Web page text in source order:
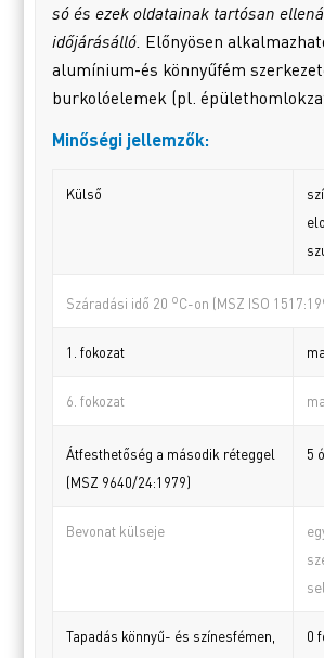
só és ezek oldatainak tartósan
időjárásálló. Előnyösen
alumínium-és könnyűfém
burkolóelemek (pl.
Minőségi jellemzők:
Külső
Száradási idő 20 oC-on (MSZ ISO
1. fokozat
6. fokozat
Átfesthetőség a második réteggel
(MSZ 9640/24:1979)
5
Bevonat külseje
Tapadás könnyű- és színesfémen,
0